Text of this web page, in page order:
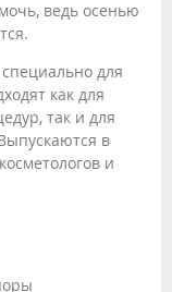
ведь осенью
для
как для
так и для
в
и